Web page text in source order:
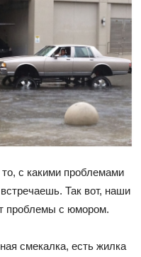
с какими проблемами
Так вот, наши
проблемы с юмором.
смекалка, есть жилка